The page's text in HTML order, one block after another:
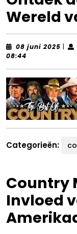
Wereld
08 juni 2025 08
|
08:44
Categorieën:
Country
Invloed